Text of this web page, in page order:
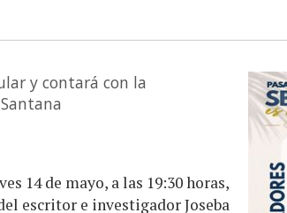
y contará con la
14 de mayo, a las 19:30 horas,
escritor e investigador Joseba